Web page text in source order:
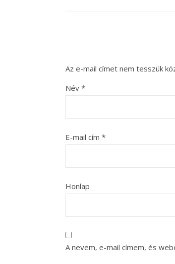
Az e-mail címet nem tesszük
Név *
E-mail cím *
Honlap
A nevem, e-mail címem, és